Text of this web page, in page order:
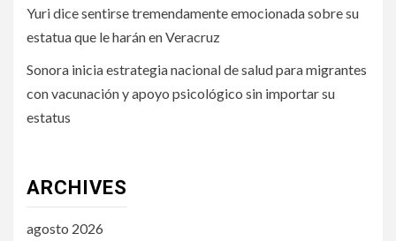
Yuri dice sentirse tremendamente emocionada sobre su
estatua que le harán en Veracruz
Sonora inicia estrategia nacional de salud para migrantes
con vacunación y apoyo psicológico sin importar su
estatus
ARCHIVES
agosto 2026